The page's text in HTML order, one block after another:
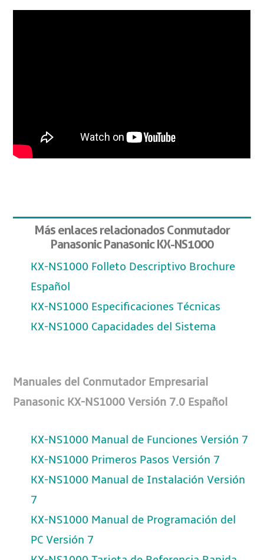
Más enlaces relacionados Conmutador
Panasonic Panasonic KX-NS1000
KX-NS1000 Folleto Descriptivo Brochure
Español
KX-NS1000 Especificaciones Técnicas
KX-NS1000 Capacidades del Sistema
Manuales del Conmutador Empresarial
Panasonic KX-NS1000 Versión 7.0 Español
KX-NS1000 Manual de Funciones Versión 7
KX-NS1000 Primeros Pasos Versión 7
KX-NS1000 Manual de Instalación Versión
7
KX-NS1000 Manual de Programación del
PC Versión 7